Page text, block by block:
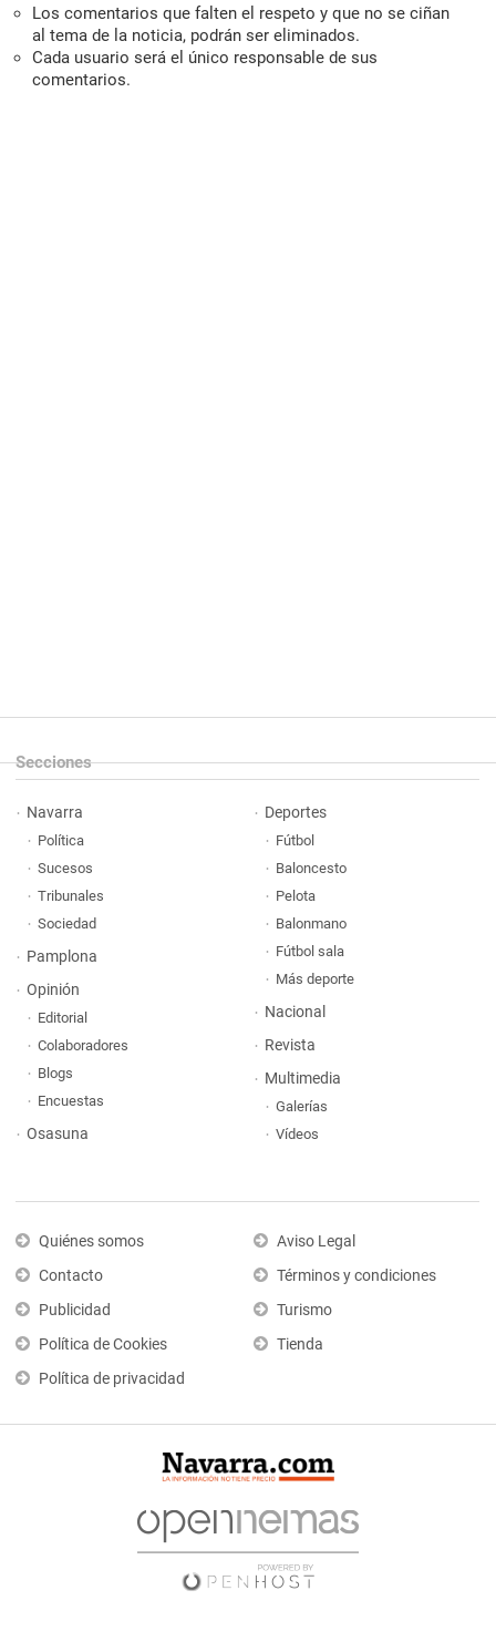
Los comentarios que falten el respeto y que no se ciñan
al tema de la noticia, podrán ser eliminados.
Cada usuario será el único responsable de sus
comentarios.
Secciones
Navarra
Política
Sucesos
Tribunales
Sociedad
Pamplona
Opinión
Editorial
Colaboradores
Blogs
Encuestas
Osasuna
Deportes
Fútbol
Baloncesto
Pelota
Balonmano
Fútbol sala
Más deporte
Nacional
Revista
Multimedia
Galerías
Vídeos
Quiénes somos
Contacto
Publicidad
Política de Cookies
Política de privacidad
Aviso Legal
Términos y condiciones
Turismo
Tienda